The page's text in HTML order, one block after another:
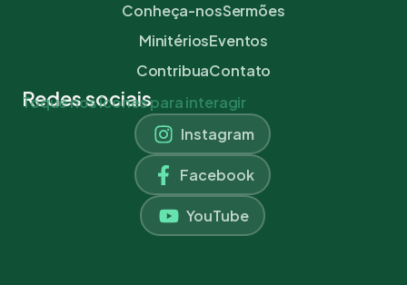
Conheça-nosSermões
MinitériosEventos
ContribuaContato
Redes sociais
Toque nos ícones para interagir
Instagram
Facebook
YouTube